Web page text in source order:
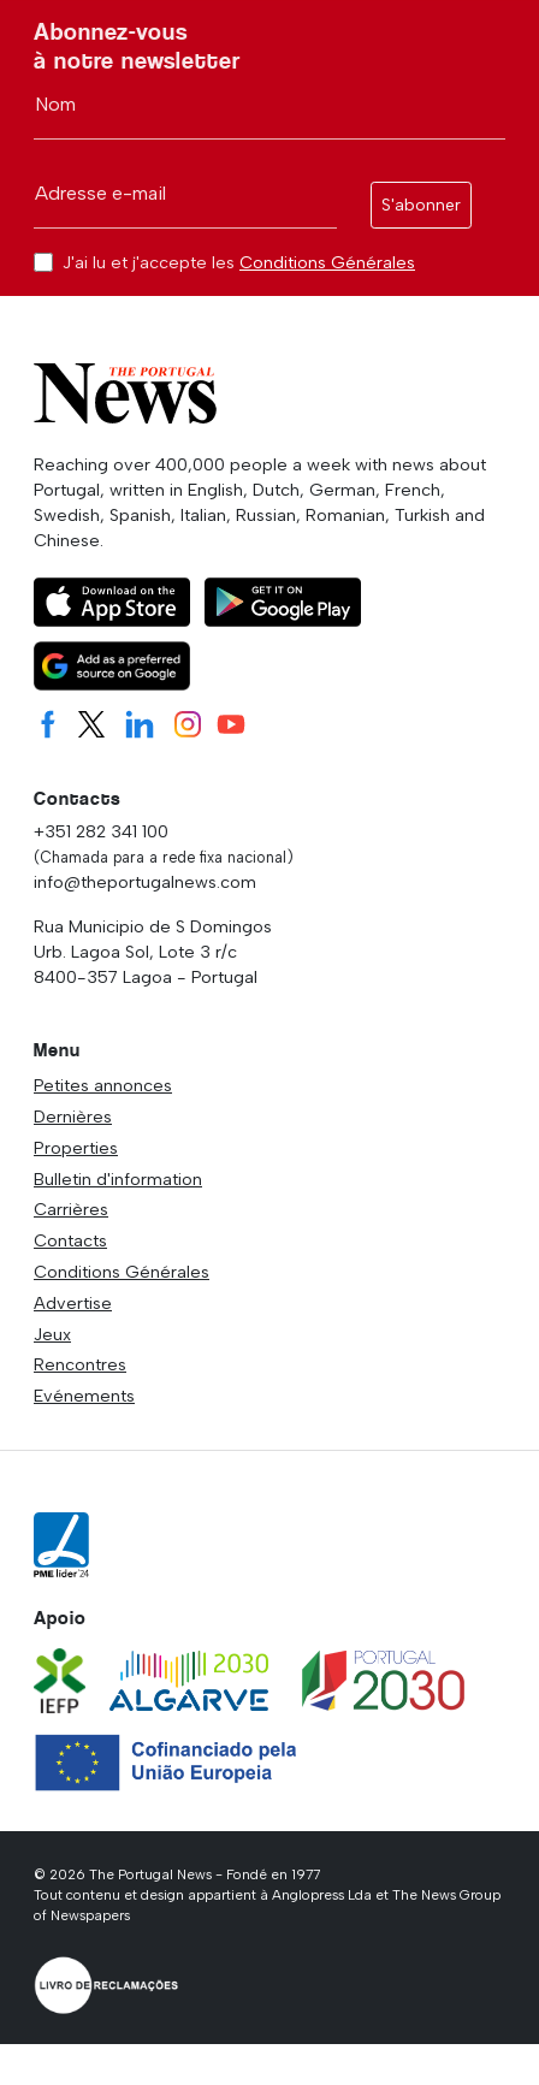
Abonnez-vous
à notre newsletter
Nom
Adresse e-mail
S'abonner
J'ai lu et j'accepte les Conditions Générales
Reaching over 400,000 people a week with news about
Portugal, written in English, Dutch, German, French,
Swedish, Spanish, Italian, Russian, Romanian, Turkish and
Chinese.
Contacts
+351 282 341 100
(Chamada para a rede fixa nacional)
info@theportugalnews.com
Rua Municipio de S Domingos
Urb. Lagoa Sol, Lote 3 r/c
8400-357 Lagoa - Portugal
Menu
Petites annonces
Dernières
Properties
Bulletin d'information
Carrières
Contacts
Conditions Générales
Advertise
Jeux
Rencontres
Evénements
Apoio
© 2026 The Portugal News - Fondé en 1977
Tout contenu et design appartient à Anglopress Lda et The News Group
of Newspapers